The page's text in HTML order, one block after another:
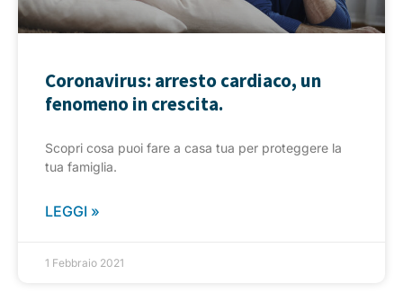
Coronavirus: arresto cardiaco, un
fenomeno in crescita.
Scopri cosa puoi fare a casa tua per proteggere la
tua famiglia.
LEGGI »
1 Febbraio 2021